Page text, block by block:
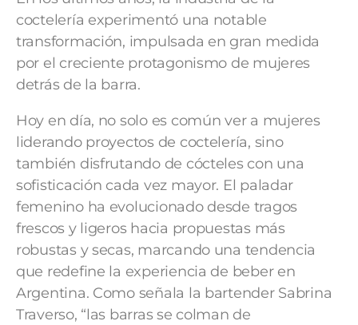
coctelería experimentó una notable
transformación, impulsada en gran medida
por el creciente protagonismo de mujeres
detrás de la barra.
Hoy en día, no solo es común ver a mujeres
liderando proyectos de coctelería, sino
también disfrutando de cócteles con una
sofisticación cada vez mayor. El paladar
femenino ha evolucionado desde tragos
frescos y ligeros hacia propuestas más
robustas y secas, marcando una tendencia
que redefine la experiencia de beber en
Argentina. Como señala la bartender Sabrina
Traverso, “las barras se colman de